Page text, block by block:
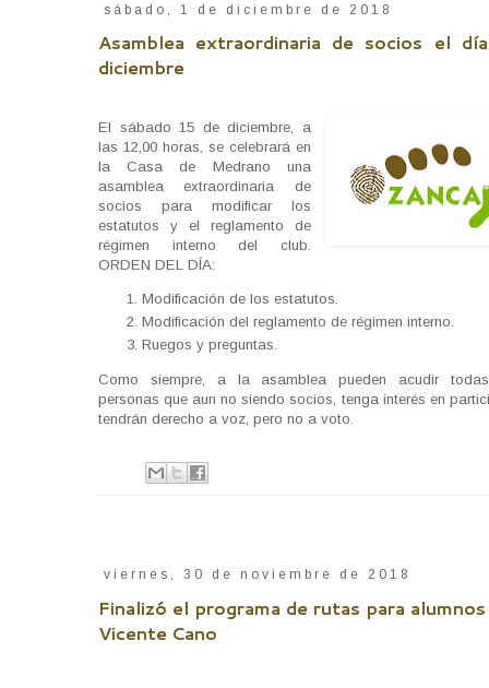
sábado, 1 de diciembre de 2018
Asamblea extraordinaria de socios el
diciembre
El sábado 15 de diciembre, a
las 12,00 horas, se celebrará en
la Casa de Medrano una
asamblea extraordinaria de
socios para modificar los
estatutos y el reglamento de
régimen interno del club.
ORDEN DEL DÍA:
Modificación de los estatutos.
Modificación del reglamento de régimen interno.
Ruegos y preguntas.
Como siempre, a la asamblea pueden acudir
personas que aun no siendo socios, tenga interés en
tendrán derecho a voz, pero no a voto.
viernes, 30 de noviembre de 2018
Finalizó el programa de rutas para
Vicente Cano